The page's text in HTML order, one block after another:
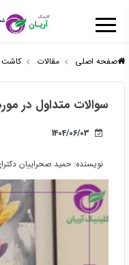
صفحه اصلی مقالات کاشت
سوالات متداول در
1404/06/03
نویسنده: حمید صحراییان